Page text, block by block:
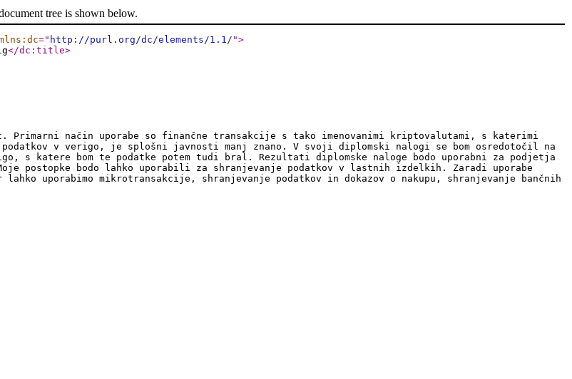
tree is shown below.
=" http://purl.org/dc/elements/1.1/ ">
</dc:title>
način uporabe so finančne transakcije s tako imenovanimi kriptovalutami, s katerimi
v verigo, je splošni javnosti manj znano. V svoji diplomski nalogi se bom osredotočil na
s katere bom te podatke potem tudi bral. Rezultati diplomske naloge bodo uporabni za podjetja
postopke bodo lahko uporabili za shranjevanje podatkov v lastnih izdelkih. Zaradi uporabe
uporabimo mikrotransakcije, shranjevanje podatkov in dokazov o nakupu, shranjevanje bančnih